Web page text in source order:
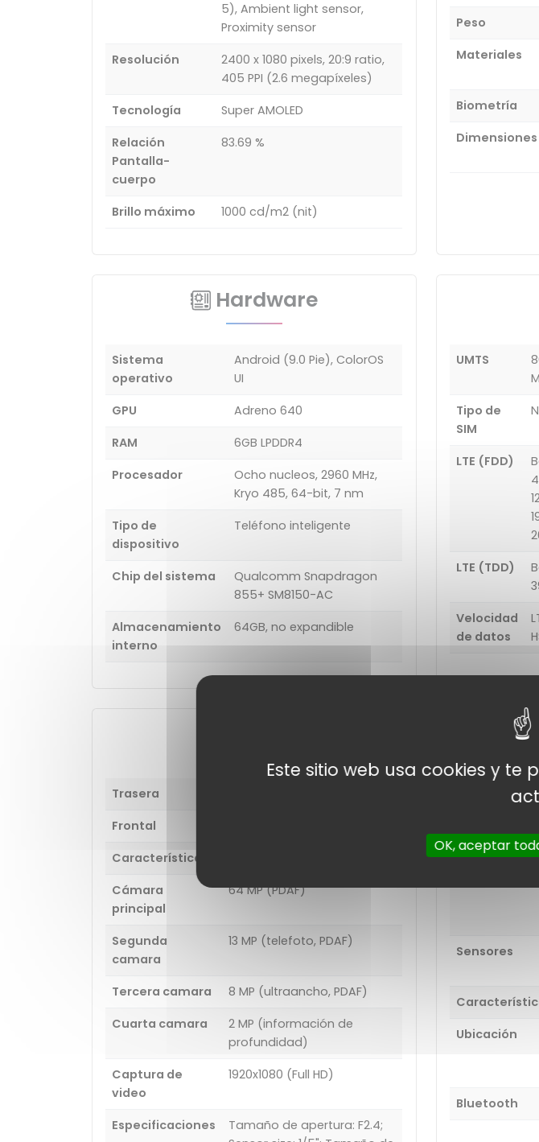
5), Ambient light sensor,
Proximity sensor
Resolución
2400 x 1080 pixels, 20:9 ratio,
405 PPI (2.6 megapíxeles)
Tecnología
Super AMOLED
Relación
Pantalla-
cuerpo
83.69 %
Brillo máximo 1000 cd/m2 (nit)
Peso
Materiales
Biometría
Dimensiones
Hardware
Sistema
operativo
Android (9.0 Pie), ColorOS
UI
GPU
Adreno 640
RAM
6GB LPDDR4
Procesador
Ocho nucleos, 2960 MHz,
Kryo 485, 64-bit, 7 nm
Tipo de
dispositivo
Teléfono inteligente
Chip del sistema
Qualcomm Snapdragon
855+ SM8150-AC
Almacenamiento
interno
64GB, no expandible
UMTS
Tipo de
SIM
LTE (FDD)
LTE (TDD)
Velocidad
de datos
Trasera
Frontal
Características
Cámara
principal
64 MP (PDAF)
Segunda
camara
13 MP (telefoto, PDAF)
Tercera camara
8 MP (ultraancho, PDAF)
Cuarta camara
2 MP (información de
profundidad)
Captura de
video
1920x1080 (Full HD)
Especificaciones
Tamaño de apertura: F2.4;
Otros
Sensores
Ubicación
Bluetooth
Este sitio web usa cookies y
OK, aceptar